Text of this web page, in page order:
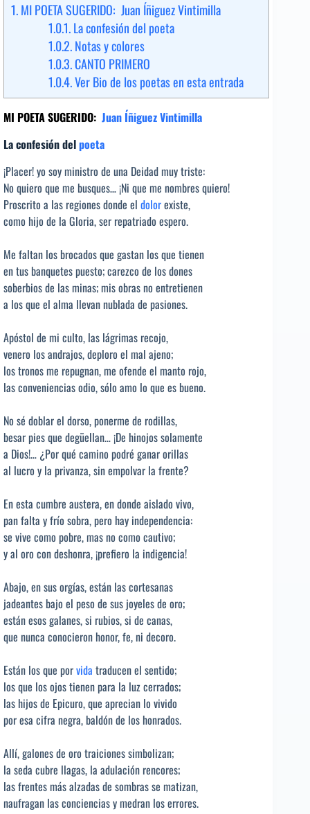
1.MI POETA SUGERIDO: Juan Íñiguez Vintimilla
1.0.1.La confesión del poeta
1.0.2.Notas y colores
1.0.3.CANTO PRIMERO
1.0.4.Ver Bio de los poetas en esta entrada
MI POETA SUGERIDO: Juan Íñiguez Vintimilla
La confesión delpoeta
¡Placer! yo soy ministro de una Deidad muy triste:
No quiero que me busques… ¡Ni que me nombres quiero!
Proscrito a las regiones donde el dolorexiste,
como hijo de la Gloria, ser repatriado espero.
Me faltan los brocados que gastan los que tienen
en tus banquetes puesto; carezco de los dones
soberbios de las minas; mis obras no entretienen
a los que el alma llevan nublada de pasiones.
Apóstol de mi culto, las lágrimas recojo,
venero los andrajos, deploro el mal ajeno;
los tronos me repugnan, me ofende el manto rojo,
las conveniencias odio, sólo amo lo que es bueno.
No sé doblar el dorso, ponerme de rodillas,
besar pies que degüellan… ¡De hinojos solamente
a Dios!… ¿Por qué camino podré ganar orillas
al lucro y la privanza, sin empolvar la frente?
En esta cumbre austera, en donde aislado vivo,
pan falta y frío sobra, pero hay independencia:
se vive como pobre, mas no como cautivo;
y al oro con deshonra, ¡prefiero la indigencia!
Abajo, en sus orgías, están las cortesanas
jadeantes bajo el peso de sus joyeles de oro;
están esos galanes, si rubios, si de canas,
que nunca conocieron honor, fe, ni decoro.
Están los que porvida traducen el sentido;
los que los ojos tienen para la luz cerrados;
las hijos de Epicuro, que aprecian lo vivido
por esa cifra negra, baldón de los honrados.
Allí, galones de oro traiciones simbolizan;
la seda cubre llagas, la adulación rencores;
las frentes más alzadas de sombras se matizan,
naufragan las conciencias y medran los errores.